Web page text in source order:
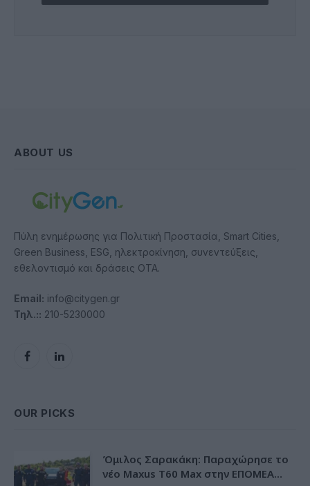
ABOUT US
Πύλη ενημέρωσης για Πολιτική Προστασία, Smart Cities,
Green Business, ESG, ηλεκτροκίνηση, συνεντεύξεις,
εθελοντισμό και δράσεις ΟΤΑ.
Email: info@citygen.gr
Τηλ.:: 210-5230000
FacebookLinkedIn
OUR PICKS
Όμιλος Σαρακάκη: Παραχώρησε το
νέο Maxus T60 Max στην ΕΠΟΜΕΑ